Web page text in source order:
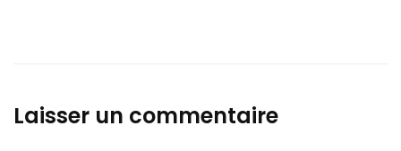
Laisser un commentaire